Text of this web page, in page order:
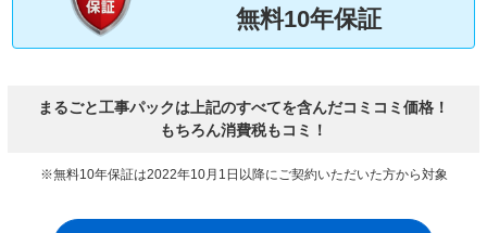
無料10年保証
まるごと工事パックは上記のすべてを含んだコミコミ価格！
もちろん消費税もコミ！
※無料10年保証は2022年10月1日以降にご契約いただいた方から対象